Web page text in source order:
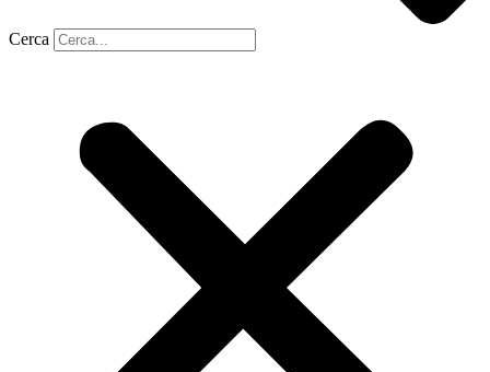
Cerca